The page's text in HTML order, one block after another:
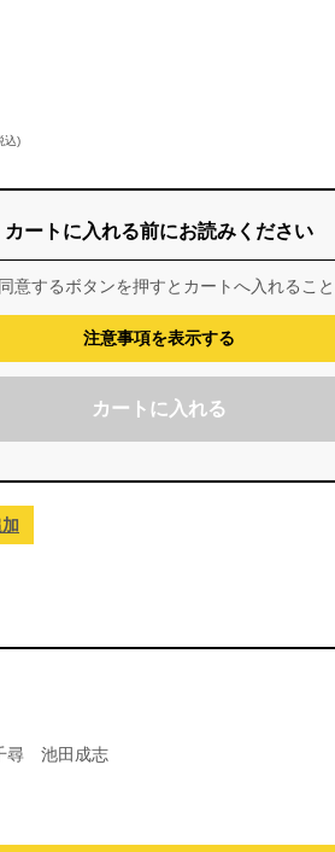
込)
カートに入れる前にお読みください
意するボタンを押すとカートへ入れるこ
注意事項を表示する
カートに入れる
尋 池田成志